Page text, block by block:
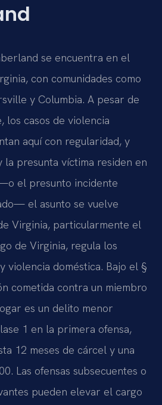
se encuentra en el
con comunidades como
y Columbia. A pesar de
los casos de violencia
aquí con regularidad, y
la presunta víctima residen en
el presunto incidente
el asunto se vuelve
Virginia, particularmente el
de Virginia, regula los
violencia doméstica. Bajo el §
cometida contra un miembro
es un delito menor
1 en la primera ofensa,
12 meses de cárcel y una
Las ofensas subsecuentes o
pueden elevar el cargo